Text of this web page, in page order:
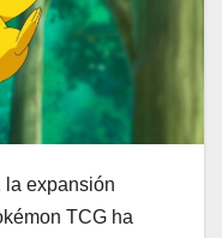
la expansión
TCG ha